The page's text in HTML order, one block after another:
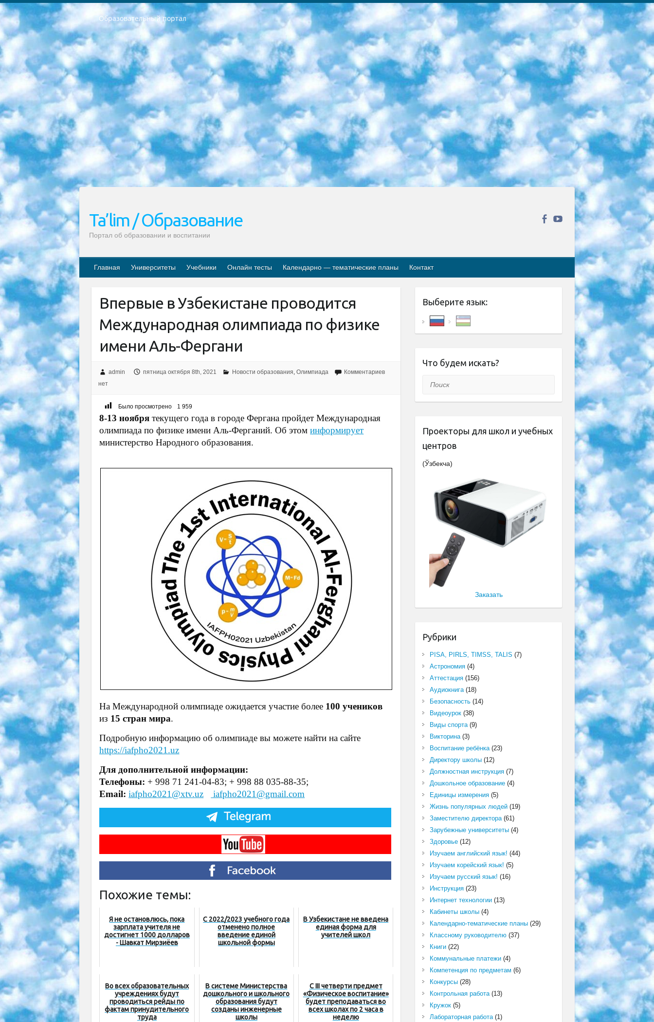
Образовательный портал
РЕСПУБЛИКА УЗБЕКИСТАН МИНИСТРЕРСТВО ДОШКОЛЬНОГО И ШКОЛЬНОГО ОБРАЗОВАНИЯ КОМАНДА в общеобразовательных учреждениях в 2023-2024 учебном году организация и проведение итоговой государственной аттестации обучающихся о Министра дошкольного и школьного образования Республики Узбекистан от 4 марта 2008 года (постановлением Минюста от 20 марта 2008 года № 1778 государственной регистрации) «Итоговое состояние учащихся общего среднего образования на основании положения об утверждении положения об аттестации общего среднего образования выпускной экзамен студентов в образовательных учреждениях в 2023-2024 учебном году В целях организации и прохождения аттестации приказываю: 1. Следующее: перечень предметов, по которым будет проводиться итоговая государственная аттестация и экзамен формы перевода согласно приложению 1; сертификаты международного образца, оценивающие уровень владения иностранными языками перечень согласно приложению 2; 2. Педагогический при специализированных образовательных учреждениях. научно-практический центр квалификации и международной оценки (Д.Давидова) 2024 г. До 25 марта: задания по предметам, по которым будет проводиться итоговая аттестация разработка и утверждение технических условий; итоговая аттестация на основании разработанного предметного задания разработка вопросов по предметам (устно и письменно), экзамен передача; общеобразовательные средние школы и специальные учебные заведения учащиеся выпускных классов школ и интернатов в агентской системе подготовка базы данных экзаменационных материалов и критериев оценки; перевод базы экзаменационных материалов на все языки обучения подать в Республиканский образовательный центр для изготовления; варианты экзаменов на основе разработанных контрольных материалов пусть будут поставлены задачи формирования. 3. Республиканский образовательный центр (Ш.Худайкулов) до 5 апреля 2024 года. до: база данных предоставленных экзаменационных материалов на все языки обучения перевод и экспертиза; для слепых, слабовидящих, глухих, слабослышащих и умственно отсталых детей учащиеся выпускных классов специализированных школ и школ-интернатов база данных экзаменационных материалов на всех преподаваемых языках подготовка критериев оценки; специализированные школы для умственно отсталых детей и технологии для учащихся выпускных классов школ-интернатов разработка соответствующих рекомендаций и критериев проведения ЕГЭ по естествознанию давать задания. 4. Педагогический при специализированных образовательных учреждениях. Научно-практический центр навыков и международной оценки (Д.Давидова), Республика образовательный центр (Худайкулов Ш.) итоговый государственный аттестационный экзамен ориентирован на творческое и логическое мышление при подготовке базы материалов учитывать введение заданий. 5. Следует отметить, что: сертификат государственного образца о знании общеобразовательного предмета и как минимум национальный уровень B1 по предметам на иностранных языках, указанным в Приложении 2. или международно признанный сертификат эквивалентного уровня студенты, изучающие определенный предмет, освобождаются от экзамена; по соответствующим предметам запланирована итоговая государственная аттестация за день до дня, путем жеребьевки Рабочей группой (в письменной форме по предметам, проводимым в форме) из числа сформированных вариантов выбрано 2 варианта; 2 выбранных варианта экзамена анонсированы на официальном сайте министерства и все выпускники по всей стране на основе этих вариантов проводит итоговую государственную аттестацию. 6. Государственное образование учащихся средних общеобразовательных учреждений. знания в соответствии с квалификационными требованиями, которые необходимо приобрести на основании стандартов итоговый (выпускной) контроль для 9 и 11 классов в целях тестирования Экзамены (далее – экзамены) состоят из предметов, перечисленных в приложении 1. будет сделано. 7. Экзамены пройдут с 26 мая по 15 июня 2024 г. (кроме науки физического воспитания). 8. Физическая для учащихся 9 классов общесредних образовательных учреждений. Экзамены по предмету «Образование, квалификация медицина» 1-6 мая 2024 года. сотрудники перевести под присмотр (с отклонениями в физическом или умственном развитии) специализированная школа для детей, школы-интернаты и со сколиозом школы-интернаты санаторного типа для больных детей исключены). 9. Он был слепым, слабовидящим и имел нарушения опорно-двигательного аппарата. экзамены в специализированных школах и интернатах для детей должны проводиться исходя из требований, предъявляемых к общеобразовательным учреждениям (физкультура кроме науки). 10. Специализированная школа для глухих и слабослышащих детей. и экзамены в интернатах и быть реализован в виде письменного теста по математике. 11. Специальность для умственно отсталых детей. Для 9 класса Родной язык и литературное письмо Государственный язык (язык обучения – узбекский). для неклассов) написано Математическое письмо Письменная/устная история Узбекистана Физическое воспитание практично Итоговый контроль Для 11 класса Написание родного языка и литературы (эссе) Математическое письмо Узбекский язык (обучение на узбекском языке) не посещающее общее среднее образование для учреждений)/Образовательное учреждение выбор письменный и устный Иностранный язык письменный/устный Письменная/устная история Узбекистана *По выбору студента:  Химия  Физика  Основы государственного права  География 10 бесплатных образовательных ресурсов - Мы составили подборку онлайн-проектов с интерактивными упражнениями, видеолекциями и статьями. Они помогут вам обрести новые и освежить старые знания бесплатно. 1. «ИНТУИТ» Старейшая образовательная площадка Рунета. Здесь вы найдёте сотни текстовых и видеокурсов на десятки различных тем — от программирования до психологии. Многие курсы подготовлены российскими университетами и крупными международными компаниями вроде Intel и Microsoft. Самостоятельное обучение бесплатное, но желающие могут оплатить услуги персональных наставников. 2. «Смартия» знакомит с актуальными профессиями и подсказывает, как им обучаться. Выбрав заинтересовавшую вас специальность — SMM-специалист, фотограф, веб-дизайнер или другую, — увидите список необходимых для неё умений. Чтобы вы могли освоить их самостоятельно, для каждого умения площадка отображает подборку ссылок на учебные материалы. Хотя «Смартия» ориентируется на русскоязычную аудиторию, часть контента всё же доступна только на английском. 3. «Лекторий Физтеха» Проект Московского физико-технического института (Физтеха). С его помощью вы можете смотреть онлайн серии лекций, записанные на видео в этом вузе. В числе доступных предметов — физика, биология, химия, информационные технологии и другие. К некоторым лекциям администрация ресурса прилагает готовые конспекты, которые можно скачивать в PDF-формате. 4. ITMOcourses Онлайн-площадка Санкт-Петербургского национального исследовательского университета информационных технологий, механики и оптики (ИТМО). Ресурс предоставляет свободный доступ к курсам, разработанным в этом вузе. Каталог материалов разбит на четыре категории: «Оптические системы и технологии», «Приборостроение и робототехника», «Информационные технологии» и «Биотехнологии». Курсы состоят из видеолекций, интерактивных демонстраций и заданий. 5. «КиберЛенинка» Электронная научная библиотека открытого доступа. Каталог площадки регулярно обрастает текстами статей из различных научных изданий. Сгруппированные по журналам и рубрикам публикации можно читать онлайн или скачивать целиком в PDF-формате. Проект нацелен на популяризацию науки за счёт открытого доступа к качественной информации. 6. «ПостНаука» На этом ресурсе публикуют подборки видеолекций, составленные экспертами из разных отраслей и объединённые общими темами. Среди них, к примеру, есть серии «Биоинформатика и геномика», «Культура средневековой Скандинавии» и Cinema Studies о теории кино. Каждая подборка лекций — логически связанная история, рассказанная экспертом от первого лица. Кроме того, на сайте появляются научно-образовательные статьи и тесты на разные темы. 7. «Newочём» Команда проекта «Newочём» отбирает самые интересные тексты из англоязычных СМИ и переводит те из них, за которые голосуют участники сообщества «ВКонтакте». По большей части это научно-популярные статьи. Редакторы придумывают лишь заголовки, в остальном содержание переводов соответствует оригиналам. Полные тексты можно читать прямо в социальной сети. 8. InternetUrok Онлайн-база материалов по основным дисциплинам школьной программы. Информация на сайте структурирована по классам, предметам и темам (урокам). Каждый урок состоит из видеолекций и конспектов. Есть также интерактивные тренажёры и тесты для закрепления пройденного материала. Даже если вы давно окончили школу, возможность повторить программу старших классов всегда может пригодиться. 9. Edutainme Ещё один ресурс об образовании. В отличие от Newtonew, как мне кажется, Edutainme больше ориентируется на представителей индустрии: педагогов, предпринимателей, разработчиков образовательных проектов. Но и любой, кто просто стремится к саморазвитию, найдёт на сайте много полезного и интересного для себя. Например, информацию о новых курсах и образовательных сервисах. 10. Newtonew Онлайн-медиа об образовании и обучении в широком смысле. Авторы Newtonew пишут об инструментах, заведениях, тактиках и стратегиях, которые помогают учить других и получать новые знания самостоятельно. На этой площадке вы найдёте новости, обзоры, аналитические мат
Ta’lim / Образование
Портал об образовании и воспитании
Главная Университеты Учебники Онлайн тесты Календарно — тематические планы Контакт
Впервые в Узбекистане проводится
Международная олимпиада по физике
имени Аль-Фергани
admin пятница октября 8th, 2021 Новости образования, Олимпиада
Комментариев
нет
Было просмотрено 1 959
8-13 ноября текущего года в городе Фергана пройдет Международная
олимпиада по физике имени Аль-Ферганий. Об этоминформирует
министерство Народного образования.
На Международной олимпиаде ожидается участие более 100 учеников
из 15 стран мира.
Подробную информацию об олимпиаде вы можете найти на сайте
https://iafpho2021.uz
Для дополнительной информации:
Телефоны: + 998 71 241-04-83; + 998 88 035-88-35;
Email: iafpho2021@xtv.uz iafpho2021@gmail.com
Похожие темы:
Я не остановлюсь, пока
зарплата учителя не
достигнет 1000 долларов
- Шавкат Мирзиёев
С 2022/2023 учебного года
отменено полное
введение единой
школьной формы
В Узбекистане не введена
единая форма для
учителей школ
Во всех образовательных
учреждениях будут
проводиться рейды по
фактам принудительного
труда
В системе Министерства
дошкольного и школьного
образования будут
созданы инженерные
школы
С III четверти предмет
«Физическое воспитание»
будет преподаваться во
всех школах по 2 часа в
неделю
Выберите язык:
Что будем искать?
Поиск
Проекторы для школ и учебных
центров
(Ўзбекча)
Заказать
Рубрики
PISA, PIRLS, TIMSS, TALIS (7)
Астрономия(4)
Аттестация(156)
Аудиокнига(18)
Безопасность(14)
Видеоурок(38)
Виды спорта(9)
Викторина(3)
Воспитание ребёнка(23)
Директору школы(12)
Должностная инструкция(7)
Дошкольное образование(4)
Единицы измерения(5)
Жизнь популярных людей(19)
Заместителю директора(61)
Зарубежные университеты(4)
Здоровье(12)
Изучаем английский язык! (44)
Изучаем корейский язык! (5)
Изучаем русский язык! (16)
Инструкция(23)
Интернет технологии(13)
Кабинеты школы(4)
Календарно-тематические планы(29)
Классному руководителю(37)
Книги(22)
Коммунальные платежи(4)
Компетенция по предметам (6)
Конкурсы(28)
Контрольная работа(13)
Кружок(5)
Лабораторная работа(1)